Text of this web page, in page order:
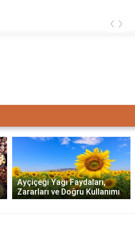
‹ ›
Ayçiçeği Yağı Faydaları,
Zararları ve Doğru Kullanımı